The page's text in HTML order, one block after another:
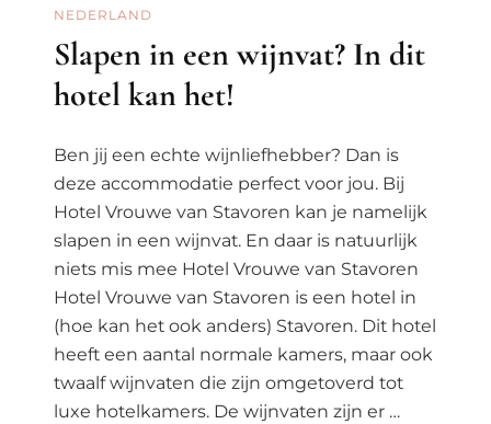
NEDERLAND
Slapen in een wijnvat? In dit
hotel kan het!
Ben jij een echte wijnliefhebber? Dan is
deze accommodatie perfect voor jou. Bij
Hotel Vrouwe van Stavoren kan je namelijk
slapen in een wijnvat. En daar is natuurlijk
niets mis mee Hotel Vrouwe van Stavoren
Hotel Vrouwe van Stavoren is een hotel in
(hoe kan het ook anders) Stavoren. Dit hotel
heeft een aantal normale kamers, maar ook
twaalf wijnvaten die zijn omgetoverd tot
luxe hotelkamers. De wijnvaten zijn er …